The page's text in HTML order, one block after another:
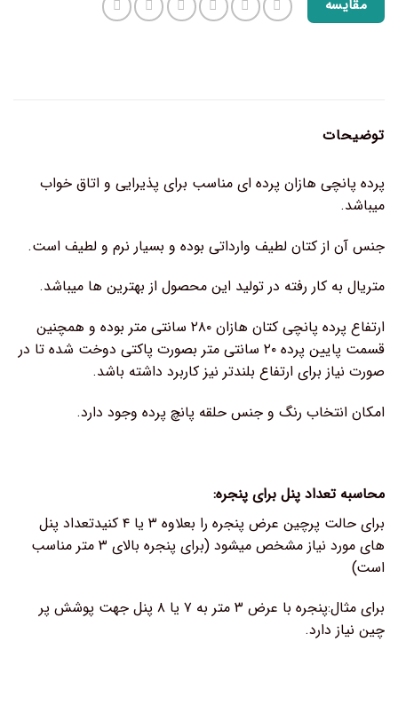
مقایسه
توضیحات
پرده پانچی هازان پرده ای مناسب برای پذیرایی و اتاق خواب
میباشد.
جنس آن از کتان لطیف وارداتی بوده و بسیار نرم و لطیف است.
متریال به کار رفته در تولید این محصول از بهترین ها میباشد.
ارتفاع پرده پانچی کتان هازان ۲۸۰ سانتی متر بوده و همچنین
قسمت پایین پرده ۲۰ سانتی متر بصورت پاکتی دوخت شده تا در
صورت نیاز برای ارتفاع بلندتر نیز کاربرد داشته باشد.
امکان انتخاب رنگ و جنس حلقه پانچ پرده وجود دارد.
محاسبه تعداد پنل برای پنجره:
برای حالت پرچین عرض پنجره را بعلاوه ۳ یا ۴ کنیدتعداد پنل
های مورد نیاز مشخص میشود (برای پنجره بالای ۳ متر مناسب
است)
برای مثال:پنجره با عرض ۳ متر به ۷ یا ۸ پنل جهت پوشش پر
چین نیاز دارد.